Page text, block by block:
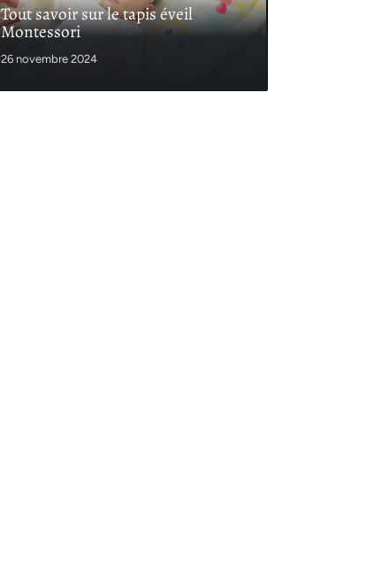
Tout savoir sur le tapis éveil
Montessori
26 novembre 2024